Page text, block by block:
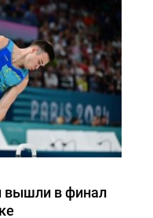
вышли в финал